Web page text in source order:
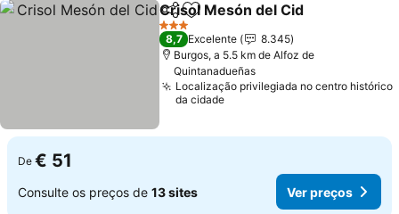
PartilharAdicionar aos favoritos
Crisol Mesón del Cid
3 Estrelas
8,7 Excelente
8.345
Burgos, a 5.5 km de Alfoz de
Quintanadueñas
Localização privilegiada no centro histórico
da cidade
De € 51
Consulte os preços de 13 sites Ver preços